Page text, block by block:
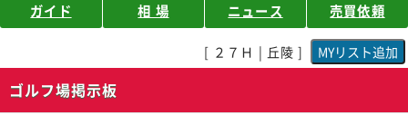
ガイド 相 場 ニュース 売買依頼
[ ２７Ｈ | 丘陵 ]
ゴルフ場掲示板